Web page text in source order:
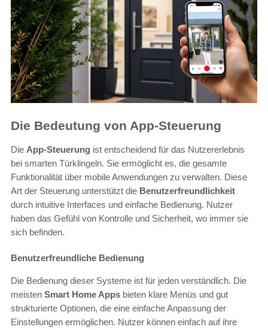
Die Bedeutung von App-Steuerung
Die App-Steuerung ist entscheidend für das Nutzererlebnis
bei smarten Türklingeln. Sie ermöglicht es, die gesamte
Funktionalität über mobile Anwendungen zu verwalten. Diese
Art der Steuerung unterstützt die Benutzerfreundlichkeit
durch intuitive Interfaces und einfache Bedienung. Nutzer
haben das Gefühl von Kontrolle und Sicherheit, wo immer sie
sich befinden.
Benutzerfreundliche Bedienung
Die Bedienung dieser Systeme ist für jeden verständlich. Die
meisten Smart Home Apps bieten klare Menüs und gut
strukturierte Optionen, die eine einfache Anpassung der
Einstellungen ermöglichen. Nutzer können einfach auf ihre